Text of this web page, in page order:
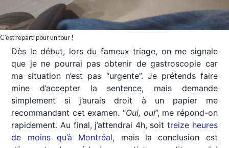
C’est reparti pour un tour !
Dès le début, lors du fameux triage, on me signale
que je ne pourrai pas obtenir de gastroscopie car
ma situation n’est pas “urgente”. Je prétends faire
mine d’accepter la sentence, mais demande
simplement si j’aurais droit à un papier me
recommandant cet examen. “Oui, oui”, me répond-on
rapidement. Au final, j’attendrai 4h, soittreize heures
de moins qu’à Montréal, mais la conclusion est